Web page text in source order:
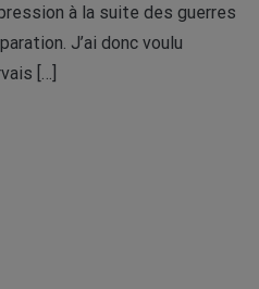
à la suite des guerres
J’ai donc voulu
[…]